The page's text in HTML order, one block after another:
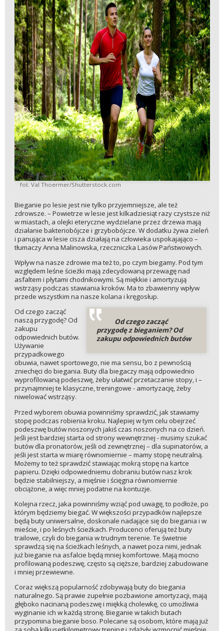
fot. Val Thoermer/Shutterstock.com
Bieganie po lesie jest nie tylko przyjemniejsze, ale też
zdrowsze. – Powietrze w lesie jest kilkadziesiąt razy czystsze niż
w miastach, a olejki eteryczne wydzielane przez drzewa mają
działanie bakteriobójcze i grzybobójcze. W dodatku żywa zieleń
i panująca w lesie cisza działają na człowieka uspokajająco –
tłumaczy Anna Malinowska, rzeczniczka Lasów Państwowych.
Wpływ na nasze zdrowie ma też to, po czym biegamy. Pod tym
względem leśne ścieżki mają zdecydowaną przewagę nad
asfaltem i płytami chodnikowymi. Są miękkie i amortyzują
wstrząsy podczas stawiania kroków. Ma to zbawienny wpływ
przede wszystkim na nasze kolana i kręgosłup.
Od czego zacząć
przygodę z bieganiem? Od
zakupu odpowiednich butów
Od czego zacząć
naszą przygodę? Od
zakupu
odpowiednich butów.
Używanie
przypadkowego
obuwia, nawet sportowego, nie ma sensu, bo z pewnością
zniechęci do biegania. Buty dla biegaczy mają odpowiednio
wyprofilowaną podeszwę, żeby ułatwić przetaczanie stopy, i –
przynajmniej te klasyczne, treningowe - amortyzację, żeby
niwelować wstrząsy.
Przed wyborem obuwia powinniśmy sprawdzić, jak stawiamy
stopę podczas robienia kroku. Najlepiej w tym celu obejrzeć
podeszwę butów noszonych jakiś czas noszonych na co dzień.
Jeśli jest bardziej starta od strony wewnętrznej - musimy szukać
butów dla pronatorów, jeśli od zewnętrznej – dla supinatorów, a
jeśli jest starta w miarę równomiernie – mamy stopę neutralną.
Możemy to też sprawdzić stawiając mokrą stopę na kartce
papieru. Dzięki odpowiedniemu dobraniu butów nasz krok
będzie stabilniejszy, a mięśnie i ścięgna równomiernie
obciążone, a więc mniej podatne na kontuzje.
Kolejna rzecz, jaka powinniśmy wziąć pod uwagę, to podłoże, po
którym będziemy biegać. W większości przypadków najlepsze
będą buty uniwersalne, doskonale nadające się do biegania i w
mieście, i po leśnych ścieżkach. Producenci oferują też buty
trailowe, czyli do biegania w trudnym terenie. Te świetnie
sprawdzą się na ścieżkach leśnych, a nawet poza nimi, jednak
już bieganie na asfalcie będą mniej komfortowe. Mają mocno
profilowaną podeszwę, często są cięższe, bardziej zabudowane
i mniej przewiewne.
Coraz większą popularność zdobywają buty do biegania
naturalnego. Są prawie zupełnie pozbawione amortyzacji, mają
głęboko nacinaną podeszwę i miękką cholewkę, co umożliwia
wyginanie ich w każdą stronę. Bieganie w takich butach
przypomina bieganie boso. Polecane są osobom, które mają już